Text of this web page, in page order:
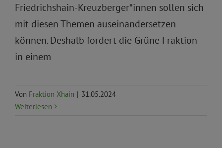
Friedrichshain-Kreuzberger*innen sollen sich
mit diesen Themen auseinandersetzen
können. Deshalb fordert die Grüne Fraktion
in einem
Von Fraktion Xhain | 31.05.2024
Weiterlesen